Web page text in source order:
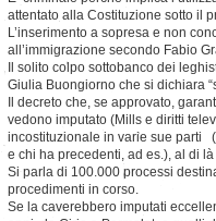
attentato alla Costituzione sotto il
L’inserimento a sopresa e non
all’immigrazione secondo Fabio
Il solito colpo sottobanco dei
Giulia Buongiorno che si dichiara
Il decreto che, se approvato,
vedono imputato (Mills e diritti
incostituzionale in varie sue parti
e chi ha precedenti, ad es.), al di
Si parla di 100.000 processi
procedimenti in corso.
Se la caverebbero imputati